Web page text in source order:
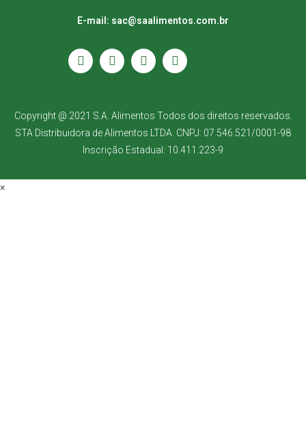
E-mail: sac@saalimentos.com.br
Copyright @ 2021 S.A. Alimentos Todos dos direitos reservados.
STA Distribuidora de Alimentos LTDA. CNPJ: 07.546.521/0001-98
Inscrição Estadual: 10.411.223-9
×